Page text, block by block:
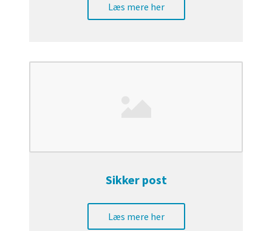
Læs mere her
Sikker post
Læs mere her